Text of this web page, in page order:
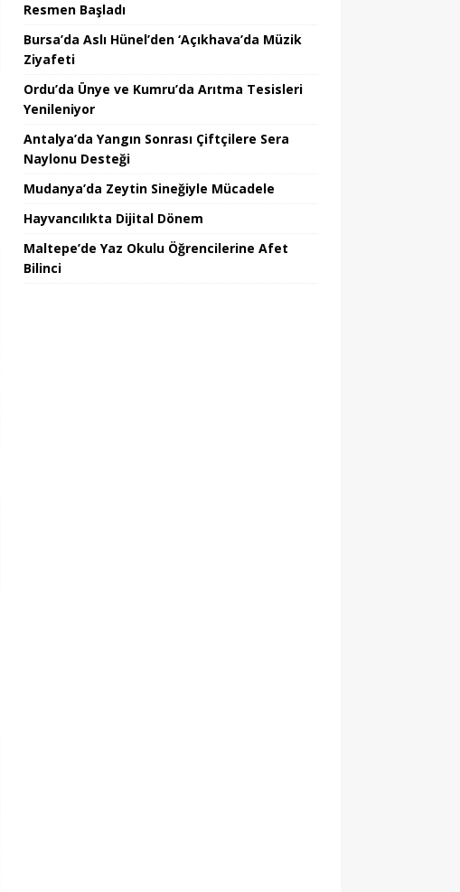
Resmen Başladı
Bursa’da Aslı Hünel’den ‘Açıkhava’da Müzik
Ziyafeti
Ordu’da Ünye ve Kumru’da Arıtma Tesisleri
Yenileniyor
Antalya’da Yangın Sonrası Çiftçilere Sera
Naylonu Desteği
Mudanya’da Zeytin Sineğiyle Mücadele
Hayvancılıkta Dijital Dönem
Maltepe’de Yaz Okulu Öğrencilerine Afet
Bilinci